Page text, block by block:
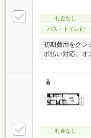
礼金なし
バス・トイレ別
初期費用をクレ
ボ払い対応。オ
礼金なし